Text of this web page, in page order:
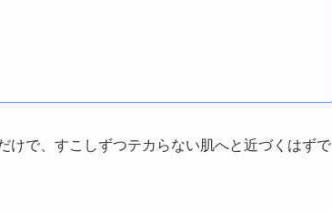
けで、すこしずつテカらない肌へと近づくはずで